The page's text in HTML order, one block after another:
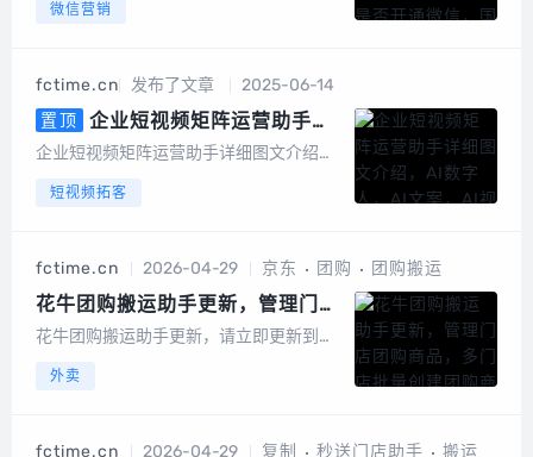
筛选，国外号码，微信号QQ号等
微信号QQ号等多种号码格式用户批量上传
来，高速筛选、精准无痕，有效降低运营
成本节...
微信营销
fctime.cn 发布了文章
2025-06-14
置顶
企业短视频矩阵运营助手详
细图文介绍，AI数字人，AI文案，
企业短视频矩阵运营助手详细图文介绍算
积分，1元100积分以数字人克隆为例短视
务管理图文矩阵管理UGC裂变码多模式视
频...
短视频拓客
fctime.cn 2026-04-29 京东 团购 团购搬运
花牛团购搬运助手更新，管理门店
团购商品，多门店批量创建团购商
花牛团购搬运助手更新，请立即更新到花
哪些门店有低价的团购商品，并标记出来
外卖
fctime.cn 2026-04-29 复制 秒送门店助手 搬运